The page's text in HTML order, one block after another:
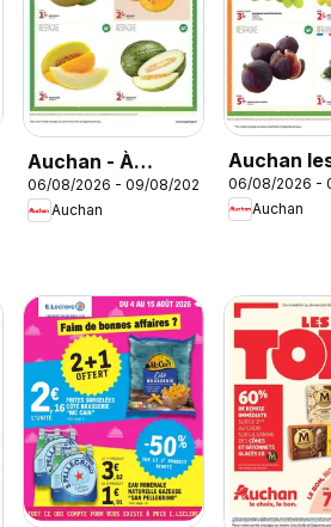
Auchan - À
l'honneur cette
semaine
06/08/2026 - 09/08/2026
Auchan
Auchan
plans du
end dans
06/08/2026 -
Auchan